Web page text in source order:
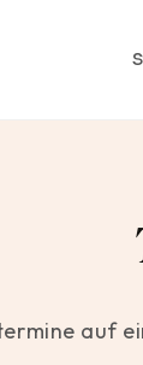
auf